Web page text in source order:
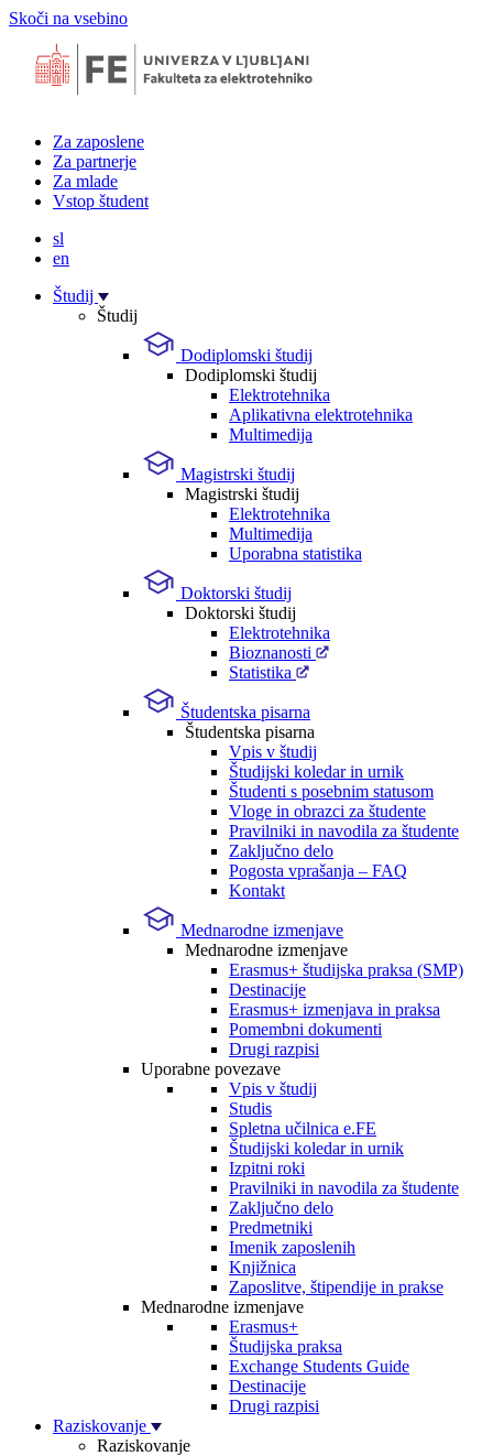
Skoči na vsebino
Za zaposlene
Za partnerje
Za mlade
Vstop študent
sl
en
Študij
Študij
Dodiplomski študij
Dodiplomski študij
Elektrotehnika
Aplikativna elektrotehnika
Multimedija
Magistrski študij
Magistrski študij
Elektrotehnika
Multimedija
Uporabna statistika
Doktorski študij
Doktorski študij
Elektrotehnika
Bioznanosti
Statistika
Študentska pisarna
Študentska pisarna
Vpis v študij
Študijski koledar in urnik
Študenti s posebnim statusom
Vloge in obrazci za študente
Pravilniki in navodila za študente
Zaključno delo
Pogosta vprašanja – FAQ
Kontakt
Mednarodne izmenjave
Mednarodne izmenjave
Erasmus+ študijska praksa (SMP)
Destinacije
Erasmus+ izmenjava in praksa
Pomembni dokumenti
Drugi razpisi
Uporabne povezave
Vpis v študij
Studis
Spletna učilnica e.FE
Študijski koledar in urnik
Izpitni roki
Pravilniki in navodila za študente
Zaključno delo
Predmetniki
Imenik zaposlenih
Knjižnica
Zaposlitve, štipendije in prakse
Mednarodne izmenjave
Erasmus+
Študijska praksa
Exchange Students Guide
Destinacije
Drugi razpisi
Raziskovanje
Raziskovanje